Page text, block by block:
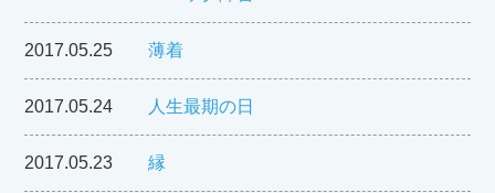
2017.05.25 薄着
2017.05.24 人生最期の日
2017.05.23 縁